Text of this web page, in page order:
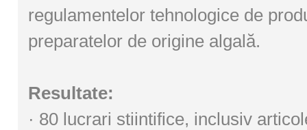
regulamentelor tehnologice de
preparatelor de origine algală.
Resultate:
· 80 lucrari stiintifice, inclusiv